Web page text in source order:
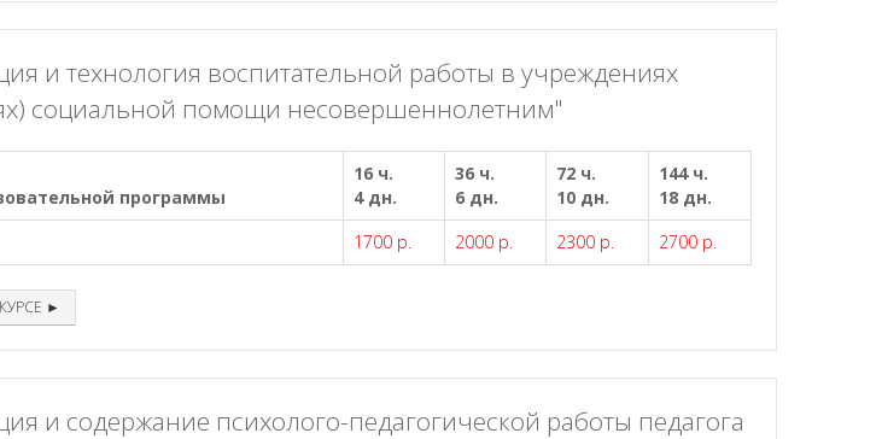
и технология воспитательной работы в учреждениях
социальной помощи несовершеннолетним"
программы
16 ч.
4 дн.
36 ч.
6 дн.
72 ч.
10 дн.
144 ч.
18 дн.
1700 р. 2000 р. 2300 р. 2700 р.
►
и содержание психолого-педагогической работы педагога